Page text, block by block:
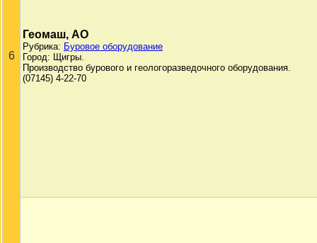
6
Геомаш, АО
Рубрика: Буровое оборудование
Город: Щигры.
Производство бурового и геологоразведочного оборудования.
(07145) 4-22-70